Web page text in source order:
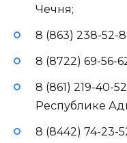
Чечня;
8 (863) 238-52-
8 (8722) 69-56-
8 (861) 219-40-
Республике
8 (8442) 74-23-